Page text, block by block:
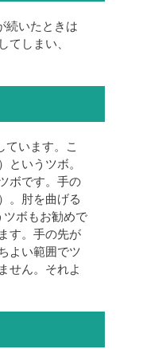
続いたときは
てしまい、
ています。こ
というツボ。
ボです。手の
。肘を曲げる
ツボもお勧めで
す。手の先が
よい範囲でツ
せん。それよ